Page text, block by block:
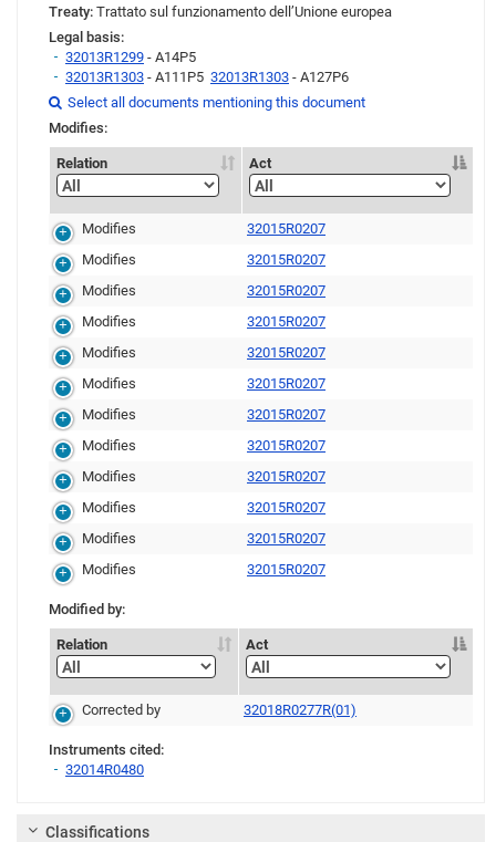
Treaty: Trattato sul funzionamento dell’Unione europea
Legal basis:
32013R1299 - A14P5
32013R1303 - A111P5 32013R1303 - A127P6
Link
Link
Link
 Select all documents mentioning this document
Modifies:
Relation Act
Modifies
32015R0207
Modifies
32015R0207
Modifies
32015R0207
Modifies
32015R0207
Modifies
32015R0207
Modifies
32015R0207
Modifies
32015R0207
Modifies
32015R0207
Modifies
32015R0207
Modifies
32015R0207
Modifies
32015R0207
Modifies
32015R0207
Modified by:
Relation Act
Corrected by 32018R0277R(01)
Instruments cited:
32014R0480
Classifications